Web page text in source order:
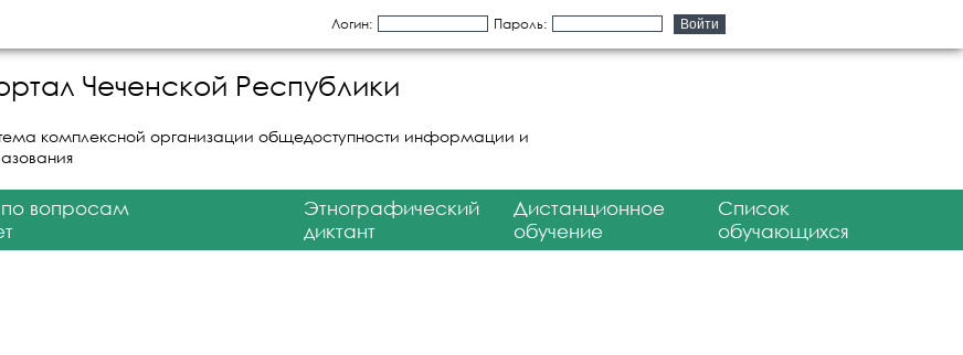
Логин: Пароль:
Чеченской Республики
комплексной организации общедоступности информации и
по вопросам
Этнографический
диктант
Дистанционное
обучение
Список
обучающихся